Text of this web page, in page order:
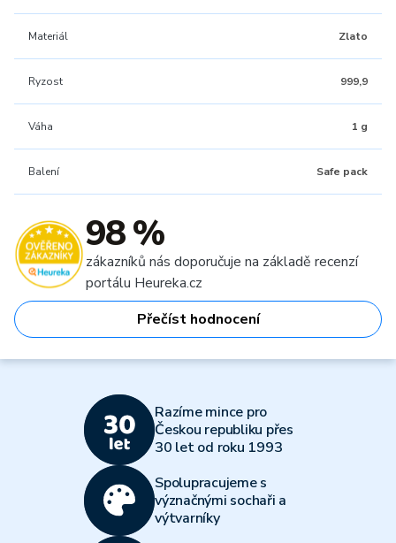
Materiál Zlato
Ryzost 999,9
Váha 1 g
Balení Safe pack
98 %
zákazníků nás doporučuje na základě recenzí
portálu Heureka.cz
Přečíst hodnocení
Razíme mince pro
Českou republiku přes
30 let od roku 1993
Spolupracujeme s
význačnými sochaři a
výtvarníky